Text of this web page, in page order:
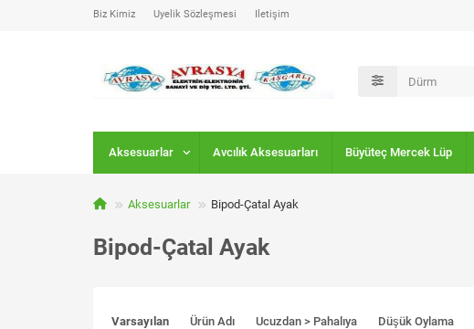
Biz Kimiz Üyelik Sözleşmesi İletişim
Aksesuarlar Avcılık Aksesuarları Büyüteç Mercek Lüp
Aksesuarlar Bipod-Çatal Ayak
Bipod-Çatal Ayak
Varsayılan Ürün Adı Ucuzdan > Pahalıya Düşük Oylama